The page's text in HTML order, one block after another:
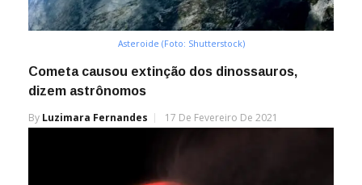
Asteroide (Foto: Shutterstock)
Cometa causou extinção dos dinossauros,
dizem astrônomos
By Luzimara Fernandes 17 De Fevereiro De 2021